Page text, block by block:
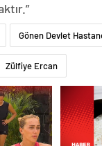
Gönen Devlet
Zülfiye Ercan